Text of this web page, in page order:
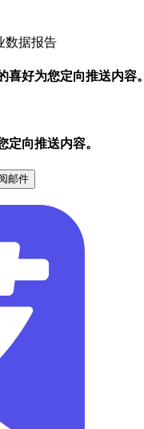
数据报告
喜好为您定向推送内容。
定向推送内容。
邮件